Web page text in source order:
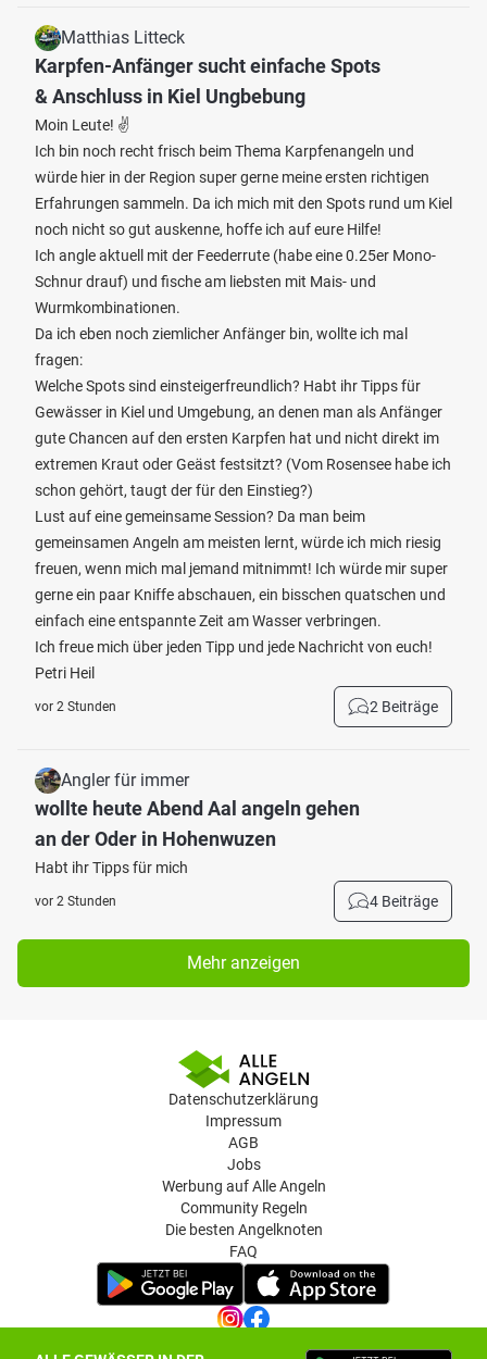
Matthias Litteck
Karpfen-Anfänger sucht einfache Spots
& Anschluss in Kiel Ungbebung
Moin Leute! ✌️
Ich bin noch recht frisch beim Thema Karpfenangeln und
würde hier in der Region super gerne meine ersten richtigen
Erfahrungen sammeln. Da ich mich mit den Spots rund um Kiel
noch nicht so gut auskenne, hoffe ich auf eure Hilfe!
Ich angle aktuell mit der Feederrute (habe eine 0.25er Mono-
Schnur drauf) und fische am liebsten mit Mais- und
Wurmkombinationen.
Da ich eben noch ziemlicher Anfänger bin, wollte ich mal
fragen:
Welche Spots sind einsteigerfreundlich? Habt ihr Tipps für
Gewässer in Kiel und Umgebung, an denen man als Anfänger
gute Chancen auf den ersten Karpfen hat und nicht direkt im
extremen Kraut oder Geäst festsitzt? (Vom Rosensee habe ich
schon gehört, taugt der für den Einstieg?)
Lust auf eine gemeinsame Session? Da man beim
gemeinsamen Angeln am meisten lernt, würde ich mich riesig
freuen, wenn mich mal jemand mitnimmt! Ich würde mir super
gerne ein paar Kniffe abschauen, ein bisschen quatschen und
einfach eine entspannte Zeit am Wasser verbringen.
Ich freue mich über jeden Tipp und jede Nachricht von euch!
Petri Heil
vor 2 Stunden 2 Beiträge
Angler für immer
wollte heute Abend Aal angeln gehen
an der Oder in Hohenwuzen
Habt ihr Tipps für mich
vor 2 Stunden 4 Beiträge
Mehr anzeigen
Datenschutzerklärung
Impressum
AGB
Jobs
Werbung auf Alle Angeln
Community Regeln
Die besten Angelknoten
FAQ